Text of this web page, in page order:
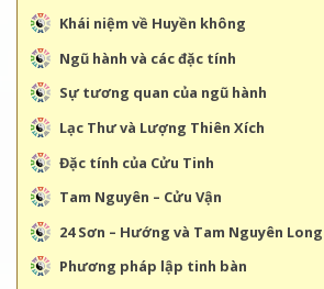
Khái niệm về Huyền không
Ngũ hành và các đặc tính
Sự tương quan của ngũ hành
Lạc Thư và Lượng Thiên Xích
Đặc tính của Cửu Tinh
Tam Nguyên – Cửu Vận
24 Sơn – Hướng và Tam Nguyên Long
Phương pháp lập tinh bàn